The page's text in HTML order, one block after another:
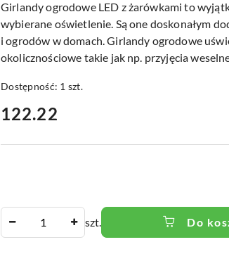
Girlandy ogrodowe LED z żarówkami to
wybierane oświetlenie. Są one doskonałym
i ogrodów w domach. Girlandy ogrodowe
okolicznościowe takie jak np. przyjęcia
Dostępność: 1 szt.
cena:
122.22
szt. Do